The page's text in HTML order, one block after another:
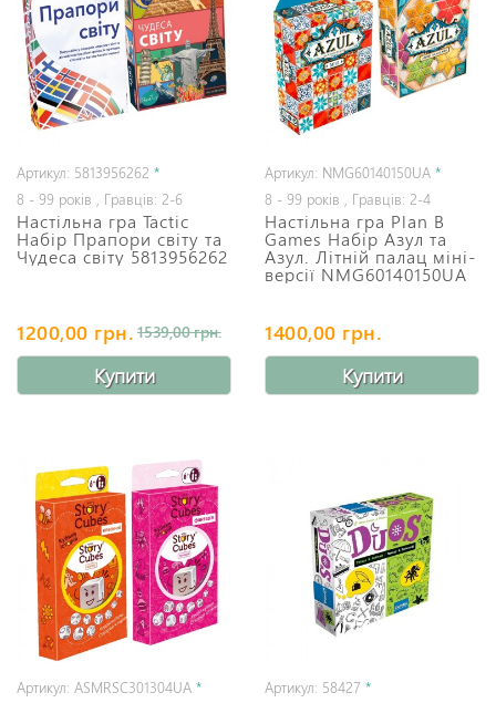
Артикул: 5813956262 *
8 - 99 років , Гравців: 2-6
Настільна гра Tactic
Набір Прапори світу та
Чудеса світу 5813956262
1200,00 грн. 1539,00 грн.
Купити
Артикул: NMG60140150UA *
8 - 99 років , Гравців: 2-4
Настільна гра Plan B
Games Набір Азул та
Азул. Літній палац міні-
версії NMG60140150UA
1400,00 грн.
Купити
Артикул: ASMRSC301304UA *
Артикул: 58427 *